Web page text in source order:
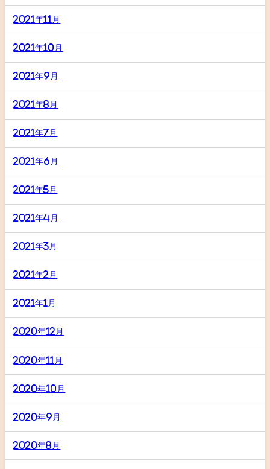
2021年11月
2021年10月
2021年9月
2021年8月
2021年7月
2021年6月
2021年5月
2021年4月
2021年3月
2021年2月
2021年1月
2020年12月
2020年11月
2020年10月
2020年9月
2020年8月